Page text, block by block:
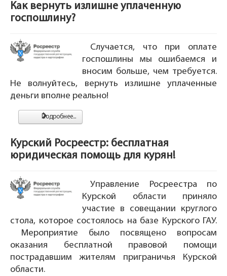
Как вернуть излишне уплаченную
госпошлину?
Случается, что при оплате
госпошлины мы ошибаемся и
вносим больше, чем требуется.
Не волнуйтесь, вернуть излишне уплаченные
деньги вполне реально!
Подробнее...
Курский Росреестр: бесплатная
юридическая помощь для курян!
Управление Росреестра по
Курской области приняло
участие в совещании круглого
стола, которое состоялось на базе Курского ГАУ.
Мероприятие было посвящено вопросам
оказания бесплатной правовой помощи
пострадавшим жителям приграничья Курской
области.